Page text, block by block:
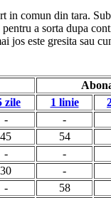
in comun din tara.
a sorta dupa
jos este gresita sau
zile 1 linie
- -
45 54
- -
30 -
- 58